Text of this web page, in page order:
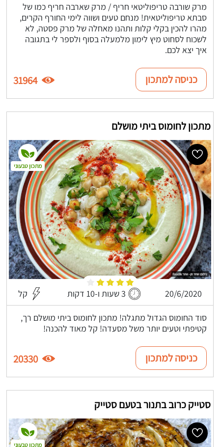
מרק שורבה טריפוליטאי חריף / מרק שארבה חריף כמו של
סבתא טריפוליטאית! מנחם טעים ושווה לימי החורף הקרים,
מהרו להכין בקלי קלות ותהנו מאחלה של מרק פסטה, לא
לשכוח לסחוט מיץ לימון מלמעלה בסוף ולספר לי בתגובה
איך יצא לכם.
כניסה למתכון 31964
מתכון לחומוס ביתי מושלם
20/6/2020 3 שעות ו-10 דקות קל
סוד החומוס הגדול מתגלה! מתכון לחומוס ביתי מושלם רך,
קטיפתי וטעים יותר משל מסעדה! קל מאוד להכנה!
מתכון טבעוני
כניסה למתכון 20330
סטייק כרוב בתנור בטעם סטייק
מתכון טבעוני